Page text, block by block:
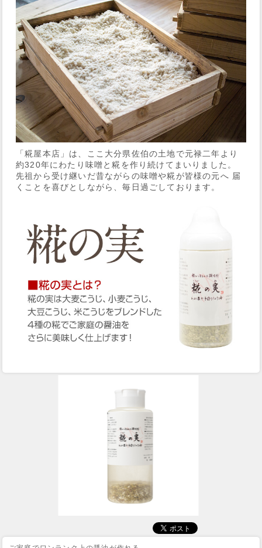
「糀屋本店」は、ここ大分県佐伯の土地で元禄二年より
約320年にわたり味噌と糀を作り続けてまいりました。
先祖から受け継いだ昔ながらの味噌や糀が皆様の元へ 届
くことを喜びとしながら、毎日過ごしております。